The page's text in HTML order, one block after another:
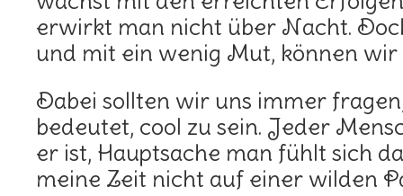
erwirkt man nicht über Nacht.
und mit ein wenig Mut, können wir
Dabei sollten wir uns immer
bedeutet, cool zu sein. Jeder
er ist, Hauptsache man fühlt sich
meine Zeit nicht auf einer wilden